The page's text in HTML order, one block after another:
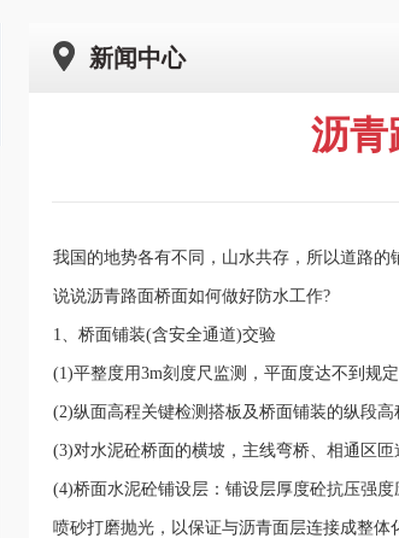
新闻中心
沥青
我国的地势各有不同，山水共存，所以道路
说说沥青路面桥面如何做好防水工作?
1、桥面铺装(含安全通道)交验
(1)平整度用3m刻度尺监测，平面度达不到规
(2)纵面高程关键检测搭板及桥面铺装的纵段高
(3)对水泥砼桥面的横坡，主线弯桥、相通区匝
(4)桥面水泥砼铺设层：铺设层厚度砼抗压强
喷砂打磨抛光，以保证与沥青面层连接成整体